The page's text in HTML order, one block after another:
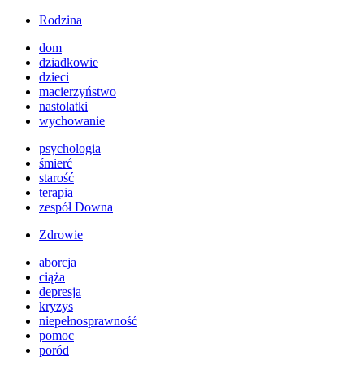
Rodzina
dom
dziadkowie
dzieci
macierzyństwo
nastolatki
wychowanie
psychologia
śmierć
starość
terapia
zespół Downa
Zdrowie
aborcja
ciąża
depresja
kryzys
niepełnosprawność
pomoc
poród